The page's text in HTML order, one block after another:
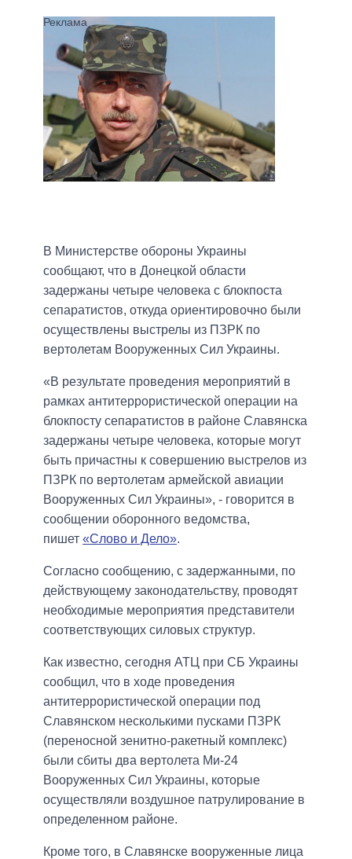
В Министерстве обороны Украины
сообщают, что в Донецкой области
задержаны четыре человека с блокпоста
сепаратистов, откуда ориентировочно были
осуществлены выстрелы из ПЗРК по
вертолетам Вооруженных Сил Украины.
«В результате проведения мероприятий в
рамках антитеррористической операции на
блокпосту сепаратистов в районе Славянска
задержаны четыре человека, которые могут
быть причастны к совершению выстрелов из
ПЗРК по вертолетам армейской авиации
Вооруженных Сил Украины», - говорится в
сообщении оборонного ведомства,
пишет «Слово и Дело».
Согласно сообщению, с задержанными, по
действующему законодательству, проводят
необходимые мероприятия представители
соответствующих силовых структур.
Как известно, сегодня АТЦ при СБ Украины
сообщил, что в ходе проведения
антитеррористической операции под
Славянском несколькими пусками ПЗРК
(переносной зенитно-ракетный комплекс)
были сбиты два вертолета Ми-24
Вооруженных Сил Украины, которые
осуществляли воздушное патрулирование в
определенном районе.
Кроме того, в Славянске вооруженные лица